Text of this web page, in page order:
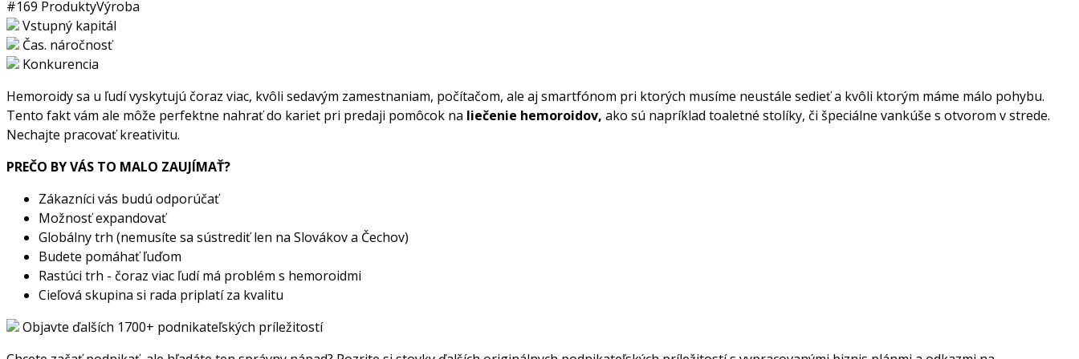
#169 ProduktyVýroba
Vstupný kapitál
Čas. náročnosť
Konkurencia
Hemoroidy sa u ľudí vyskytujú čoraz viac, kvôli sedavým zamestnaniam, počítačom, ale aj smartfónom pri ktorých musíme neustále sedieť a kvôli ktorým máme málo pohybu.
Tento fakt vám ale môže perfektne nahrať do kariet pri predaji pomôcok na liečenie hemoroidov, ako sú napríklad toaletné stolíky, či špeciálne vankúše s otvorom v strede.
Nechajte pracovať kreativitu.
PREČO BY VÁS TO MALO ZAUJÍMAŤ?
Zákazníci vás budú odporúčať
Možnosť expandovať
Globálny trh (nemusíte sa sústrediť len na Slovákov a Čechov)
Budete pomáhať ľuďom
Rastúci trh - čoraz viac ľudí má problém s hemoroidmi
Cieľová skupina si rada priplatí za kvalitu
Objavte ďalších 1700+ podnikateľských príležitostí